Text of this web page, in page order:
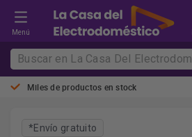
Menú
Miles de productos en stock
*Envío gratuito